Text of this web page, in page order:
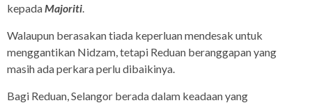
kepada Majoriti
Walaupun berasakan tiada keperluan mendesak untuk
menggantikan Nidzam, tetapi Reduan beranggapan yang
masih ada perkara perlu dibaikinya.
Bagi Reduan, Selangor berada dalam keadaan yang